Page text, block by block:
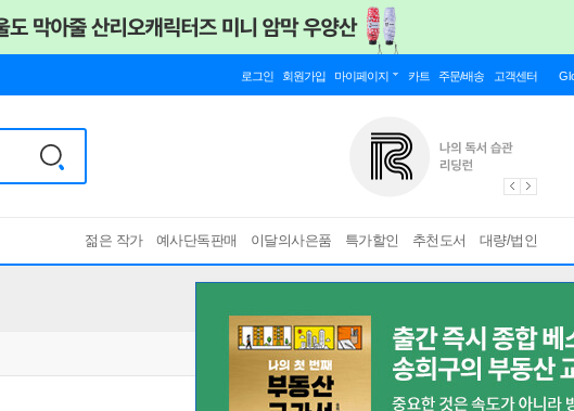
로그인 회원가입 마이페이지 카트 주문/배송 고객센터
젊은 작가 예사단독판매 이달의사은품 특가할인 추천도서 대량/법인